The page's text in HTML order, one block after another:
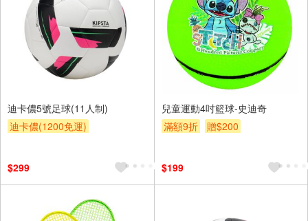
迪卡儂5號足球(11人制)
迪卡儂(1200免運)
$299
兒童運動4吋籃球-史迪奇
滿額9折
贈$200
$199